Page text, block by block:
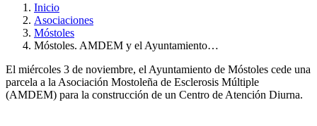
Inicio
Asociaciones
Móstoles
Móstoles. AMDEM y el Ayuntamiento…
El miércoles 3 de noviembre, el Ayuntamiento de Móstoles cede una
parcela a la Asociación Mostoleña de Esclerosis Múltiple
(AMDEM) para la construcción de un Centro de Atención Diurna.